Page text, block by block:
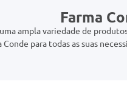
Farma
ampla variedade de
Conde para todas as suas